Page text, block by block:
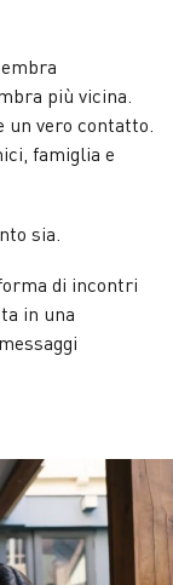
più vicina.
un vero contatto.
famiglia e
sia.
di incontri
in una